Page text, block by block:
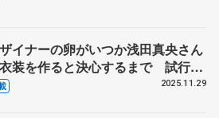
イナーの卵がいつか浅田真央さん
装を作ると決心するまで 試行錯
日々、２週間で仕上げた羽生結弦
2025.11.29